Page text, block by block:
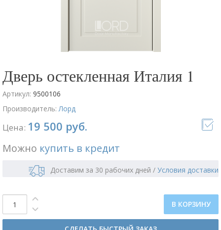
Дверь остекленная Италия 1
Артикул: 9500106
Производитель:Лорд
Цена: 19 500 руб.
Можно купить в кредит
Доставим за 30 рабочих дней / Условия доставки
В КОРЗИНУ